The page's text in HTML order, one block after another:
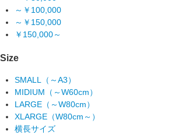
～￥100,000
～￥150,000
￥150,000～
Size
SMALL（～A3）
MIDIUM（～W60cm）
LARGE（～W80cm）
XLARGE（W80cm～）
横長サイズ